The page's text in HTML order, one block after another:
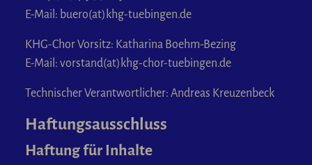
E-Mail: buero(at)khg-tuebingen.de
KHG-Chor Vorsitz: Katharina Boehm-Bezing
E-Mail: vorstand(at)khg-chor-tuebingen.de
Technischer Verantwortlicher: Andreas Kreuzenbeck
Haftungsausschluss
Haftung für Inhalte